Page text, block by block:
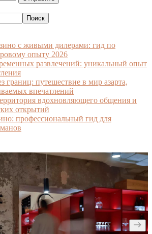
Поиск
с живыми дилерами: гид по
опыту 2026
развлечений: уникальный опыт
границ: путешествие в мир азарта,
впечатлений
вдохновляющего общения и
открытий
профессиональный гид для